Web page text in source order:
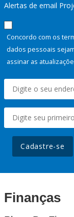
Alertas de email
Concordo com os
dados pessoais
assinar as
Cadastre-se
Finanças